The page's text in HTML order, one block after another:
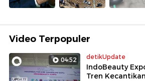
Video Terpopuler
04:52 detikUpdate
IndoBeauty
Tren